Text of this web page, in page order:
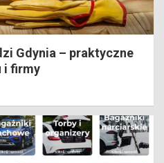
Gdynia – praktyczne
i firmy